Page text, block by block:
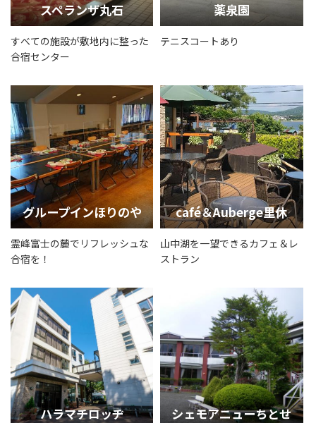
スペランザ丸石
すべての施設が敷地内に整った
合宿センター
薬泉園
テニスコートあり
グループインほりのや
霊峰富士の麓でリフレッシュな
合宿を！
café＆Auberge里休
山中湖を一望できるカフェ＆レ
ストラン
ハラマチロッヂ シェモアニューちとせ